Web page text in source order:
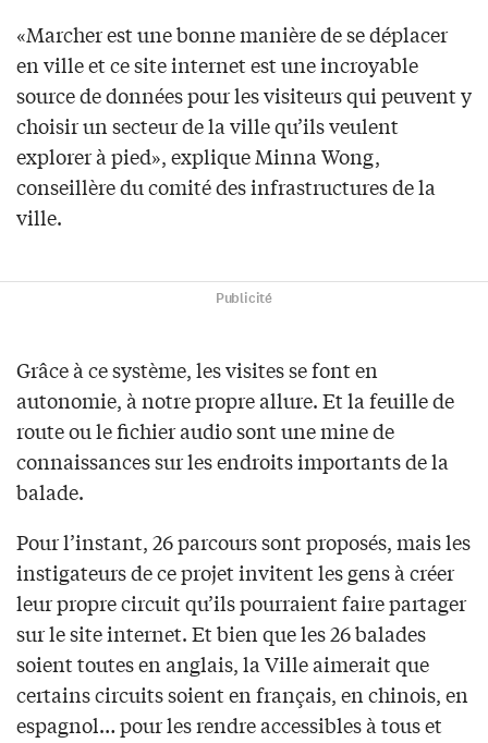
«Marcher est une bonne manière de se déplacer
en ville et ce site internet est une incroyable
source de données pour les visiteurs qui peuvent y
choisir un secteur de la ville qu’ils veulent
explorer à pied», explique Minna Wong,
conseillère du comité des infrastructures de la
ville.
Publicité
Grâce à ce système, les visites se font en
autonomie, à notre propre allure. Et la feuille de
route ou le fichier audio sont une mine de
connaissances sur les endroits importants de la
balade.
Pour l’instant, 26 parcours sont proposés, mais les
instigateurs de ce projet invitent les gens à créer
leur propre circuit qu’ils pourraient faire partager
sur le site internet. Et bien que les 26 balades
soient toutes en anglais, la Ville aimerait que
certains circuits soient en français, en chinois, en
espagnol… pour les rendre accessibles à tous et